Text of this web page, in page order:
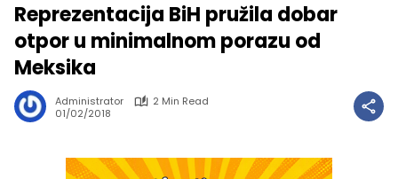
Reprezentacija BiH pružila dobar
otpor u minimalnom porazu od
Meksika
Administrator
2 Min Read
01/02/2018